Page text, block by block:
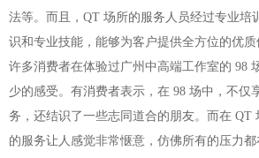
法等。而且，QT 场所的服务人员经过专业培
识和专业技能，能够为客户提供全方位的优
许多消费者在体验过广州中高端工作室的 98
少的感受。有消费者表示，在 98 场中，不仅
务，还结识了一些志同道合的朋友。而在 QT
的服务让人感觉非常惬意，仿佛所有的压力都